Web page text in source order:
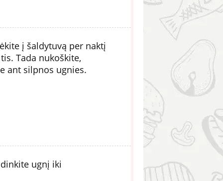
į šaldytuvą per naktį
Tada nukoškite,
ant silpnos ugnies.
ugnį iki